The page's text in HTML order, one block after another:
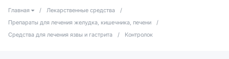
Главная / Лекарственные средства
/
Препараты для лечения желудка, кишечника, печени
/
Средства для лечения язвы и гастрита
/ Контролок